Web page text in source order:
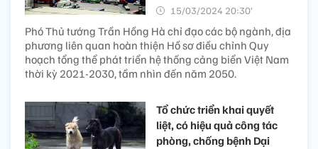
15/03/2024 20:30’
Phó Thủ tướng Trần Hồng Hà chỉ đạo các bộ ngành, địa
phương liên quan hoàn thiện Hồ sơ điều chỉnh Quy
hoạch tổng thể phát triển hệ thống cảng biển Việt Nam
thời kỳ 2021-2030, tầm nhìn đến năm 2050.
Tổ chức triển khai quyết
liệt, có hiệu quả công tác
phòng, chống bệnh Dại